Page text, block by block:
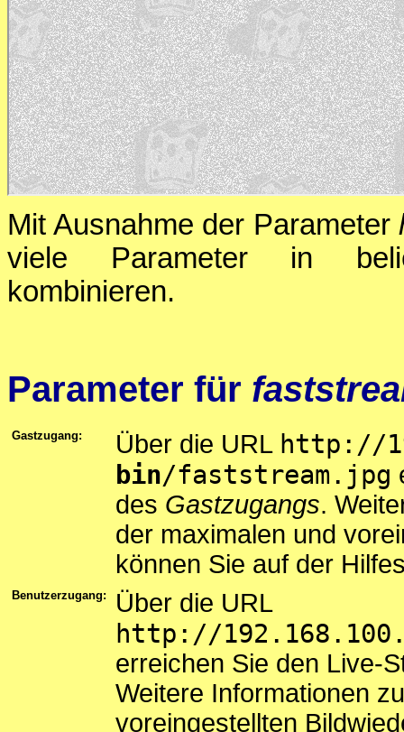
Mit Ausnahme der Parameter
viele Parameter in
kombinieren.
Parameter für
Gastzugang: Über die URL http://
bin/faststream.jpg
des Gastzugangs.
der maximalen und
können Sie auf der
Benutzerzugang: Über die URL
http://
erreichen Sie den Live-
Weitere Informationen
voreingestellten